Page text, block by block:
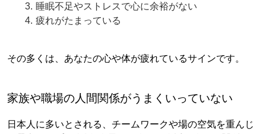
睡眠不足やストレスで心に余裕がない
疲れがたまっている
その多くは、あなたの心や体が疲れているサインです。
家族や職場の人間関係がうまくいっていない
日本人に多いとされる、チームワークや場の空気を重んじ